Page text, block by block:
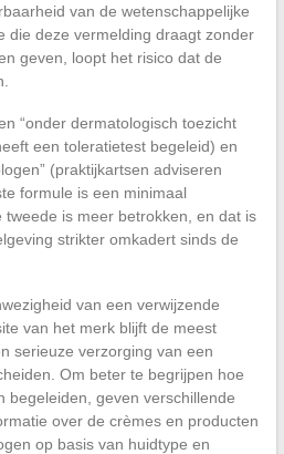
van de wetenschappelijke
die deze vermelding draagt zonder
geven, loopt het risico dat de
“onder dermatologisch toezicht
een toleratietest begeleid) en
(praktijkartsen adviseren
formule is een minimaal
is meer betrokken, en dat is
strikter omkadert sinds de
van een verwijzende
van het merk blijft de meest
serieuze verzorging van een
Om beter te begrijpen hoe
begeleiden, geven verschillende
over de crèmes en producten
op basis van huidtype en